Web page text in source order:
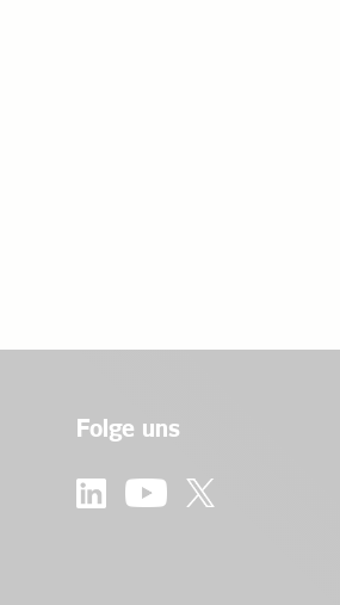
Folge uns